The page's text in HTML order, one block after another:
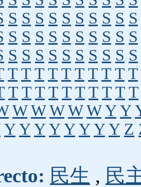
S S S S S S S S S S
S S S S S S S S S S
S S S S S S S S S S
T T T T T T T T T T
T T T T T T T T T T
W W W W W Y Y
Y Y Y Y Y Y Y Y Z
民生 , 民